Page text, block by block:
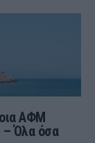
ΑΦΜ
– Όλα όσα